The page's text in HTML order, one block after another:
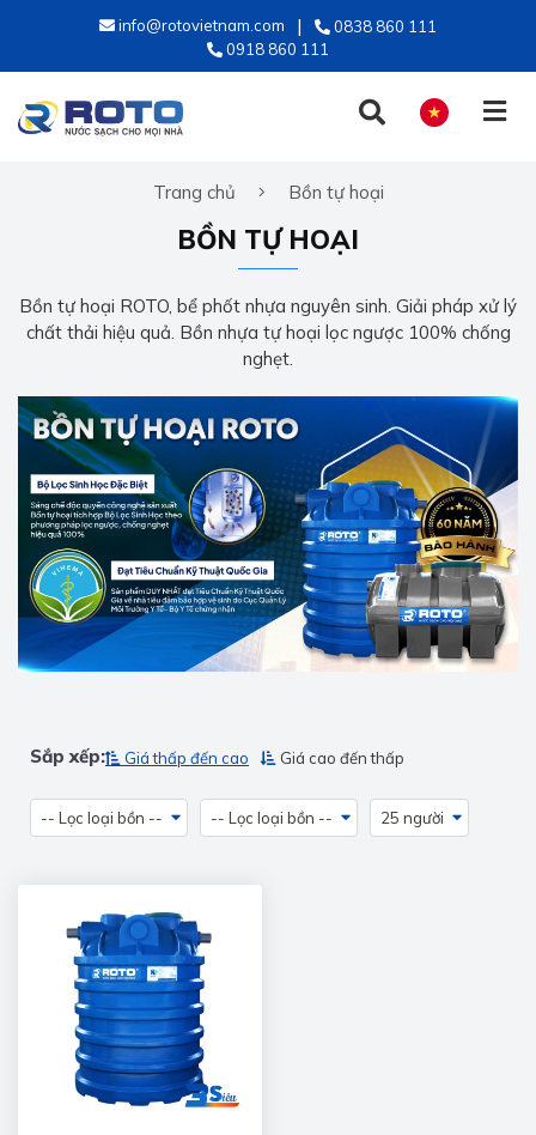
info@rotovietnam.com
0838 860 111
0918 860 111
Trang chủ Bồn tự hoại
BỒN TỰ HOẠI
Bồn tự hoại ROTO, bể phốt nhựa nguyên sinh. Giải pháp xử lý
chất thải hiệu quả. Bồn nhựa tự hoại lọc ngược 100% chống
nghẹt.
Sắp xếp: Giá thấp đến cao Giá cao đến thấp
-- Lọc loại bồn -- -- Lọc loại bồn -- 25 người